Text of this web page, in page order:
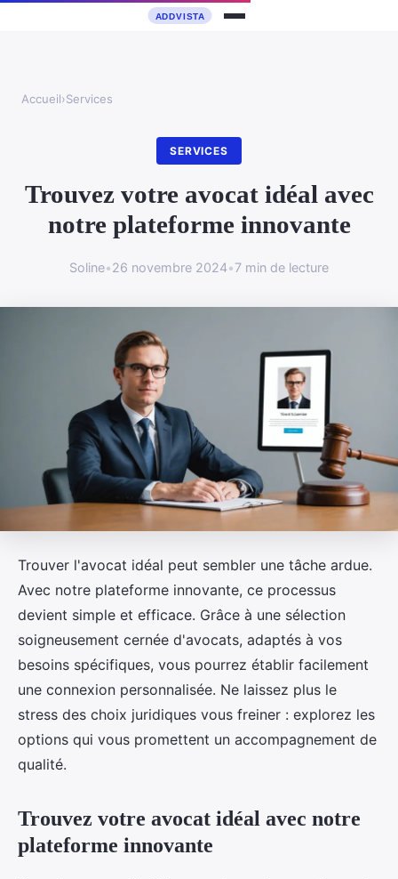
Accueil›Services
SERVICES
Trouvez votre avocat idéal avec
notre plateforme innovante
Soline•26 novembre 2024•7 min de lecture
Trouver l'avocat idéal peut sembler une tâche ardue.
Avec notre plateforme innovante, ce processus
devient simple et efficace. Grâce à une sélection
soigneusement cernée d'avocats, adaptés à vos
besoins spécifiques, vous pourrez établir facilement
une connexion personnalisée. Ne laissez plus le
stress des choix juridiques vous freiner : explorez les
options qui vous promettent un accompagnement de
qualité.
Trouvez votre avocat idéal avec notre
plateforme innovante